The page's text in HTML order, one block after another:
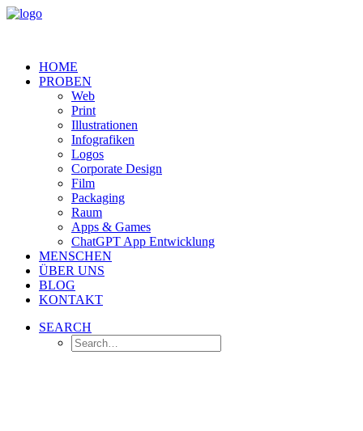
HOME
PROBEN
Web
Print
Illustrationen
Infografiken
Logos
Corporate Design
Film
Packaging
Raum
Apps & Games
ChatGPT App Entwicklung
MENSCHEN
ÜBER UNS
BLOG
KONTAKT
SEARCH